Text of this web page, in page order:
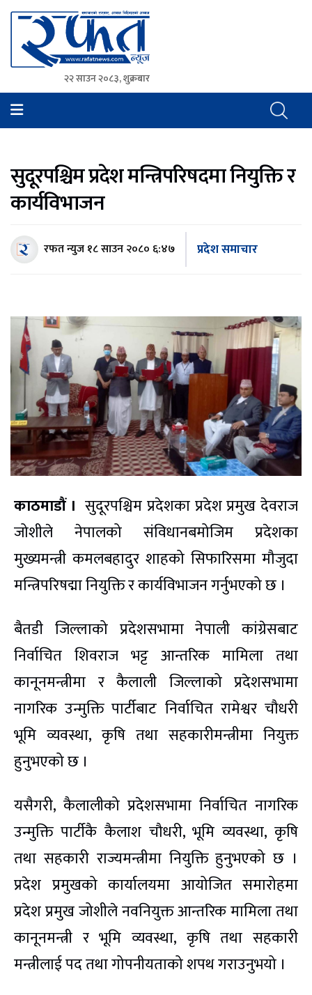
Rafat News
समाचारको रफ्तार, आवाज बिहिनहरुको आवाज
२२ साउन २०८३, शुक्रबार
सुदूरपश्चिम प्रदेश मन्त्रिपरिषदमा नियुक्ति र
कार्यविभाजन
रफत न्युज१८ साउन २०८० ६:४७ प्रदेश समाचार
काठमाडौं । सुदूरपश्चिम प्रदेशका प्रदेश प्रमुख देवराज
जोशीले नेपालको संविधानबमोजिम प्रदेशका
मुख्यमन्त्री कमलबहादुर शाहको सिफारिसमा मौजुदा
मन्त्रिपरिषद्मा नियुक्ति र कार्यविभाजन गर्नुभएको छ ।
बैतडी जिल्लाको प्रदेशसभामा नेपाली कांग्रेसबाट
निर्वाचित शिवराज भट्ट आन्तरिक मामिला तथा
कानूनमन्त्रीमा र कैलाली जिल्लाको प्रदेशसभामा
नागरिक उन्मुक्ति पार्टीबाट निर्वाचित रामेश्वर चौधरी
भूमि व्यवस्था, कृषि तथा सहकारीमन्त्रीमा नियुक्त
हुनुभएको छ ।
यसैगरी, कैलालीको प्रदेशसभामा निर्वाचित नागरिक
उन्मुक्ति पार्टीकै कैलाश चौधरी, भूमि व्यवस्था, कृषि
तथा सहकारी राज्यमन्त्रीमा नियुक्ति हुनुभएको छ ।
प्रदेश प्रमुखको कार्यालयमा आयोजित समारोहमा
प्रदेश प्रमुख जोशीले नवनियुक्त आन्तरिक मामिला तथा
कानूनमन्त्री र भूमि व्यवस्था, कृषि तथा सहकारी
मन्त्रीलाई पद तथा गोपनीयताको शपथ गराउनुभयो ।